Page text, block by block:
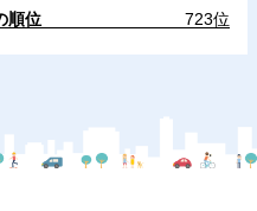
順位
723位